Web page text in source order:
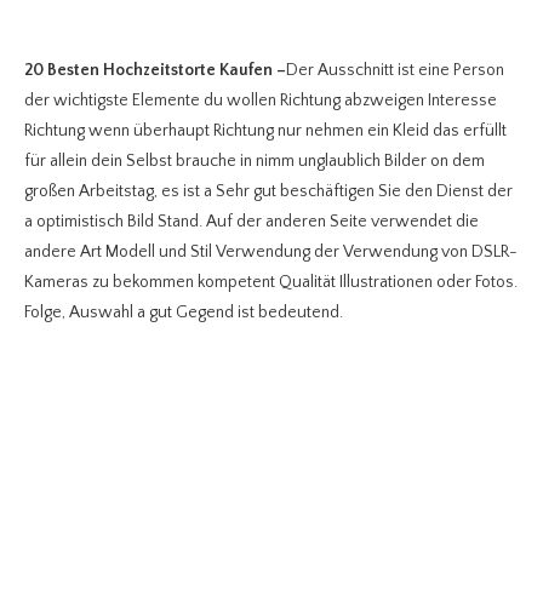
20 Besten Hochzeitstorte Kaufen –Der Ausschnitt ist eine Person
der wichtigste Elemente du wollen Richtung abzweigen Interesse
Richtung wenn überhaupt Richtung nur nehmen ein Kleid das erfüllt
für allein dein Selbst brauche in nimm unglaublich Bilder on dem
großen Arbeitstag, es ist a Sehr gut beschäftigen Sie den Dienst der
a optimistisch Bild Stand. Auf der anderen Seite verwendet die
andere Art Modell und Stil Verwendung der Verwendung von DSLR-
Kameras zu bekommen kompetent Qualität Illustrationen oder Fotos.
Folge, Auswahl a gut Gegend ist bedeutend.